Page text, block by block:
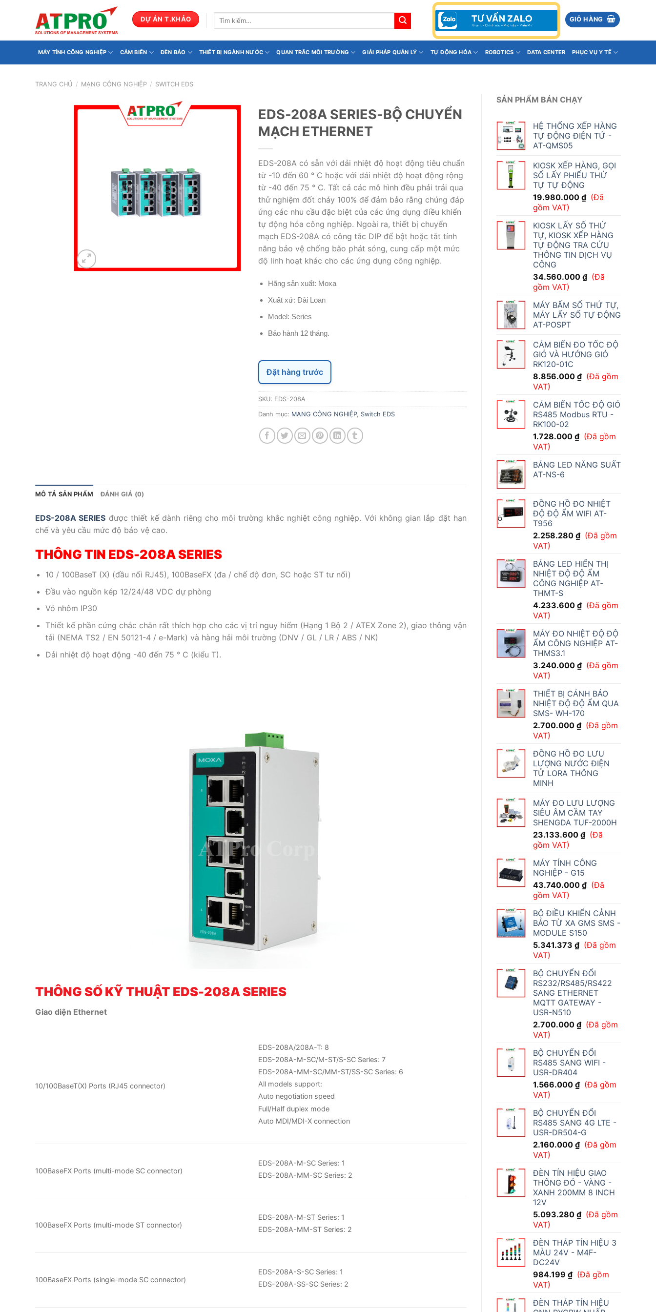
dung
DỰ ÁN T.KHẢO
Tìm
GIỎ HÀNG
MÁY TÍNH CÔNG NGHIỆP CẢM BIẾN ĐÈN BÁO THIẾT BỊ NGÀNH NƯỚC QUAN TRẮC MÔI TRƯỜNG GIẢI PHÁP QUẢN LÝ TỰ ĐỘNG HÓA ROBOTICS DATA CENTER PHỤC VỤ Y TẾ
TRANG CHỦ / MẠNG CÔNG NGHIỆP / SWITCH EDS
SẢN PHẨM BÁN CHẠY
HỆ THỐNG XẾP HÀNG
TỰ ĐỘNG ĐIỆN TỬ -
AT-QMS05
KIOSK XẾP HÀNG, GỌI
SỐ LẤY PHIẾU THỨ
TỰ TỰ ĐỘNG
19.980.000 ₫ (Đã
gồm VAT)
KIOSK LẤY SỐ THỨ
TỰ, KIOSK XẾP HÀNG
TỰ ĐỘNG TRA CỨU
THÔNG TIN DỊCH VỤ
CÔNG
34.560.000 ₫ (Đã
gồm VAT)
MÁY BẤM SỐ THỨ TỰ,
MÁY LẤY SỐ TỰ ĐỘNG
AT-POSPT
CẢM BIẾN ĐO TỐC ĐỘ
GIÓ VÀ HƯỚNG GIÓ
RK120-01C
8.856.000 ₫ (Đã gồm
VAT)
CẢM BIẾN TỐC ĐỘ GIÓ
RS485 Modbus RTU -
RK100-02
1.728.000 ₫ (Đã gồm
VAT)
BẢNG LED NĂNG SUẤT
AT-NS-6
ĐỒNG HỒ ĐO NHIỆT
ĐỘ ĐỘ ẨM WIFI AT-
T956
2.258.280 ₫ (Đã gồm
VAT)
BẢNG LED HIỂN THỊ
NHIỆT ĐỘ ĐỘ ẨM
CÔNG NGHIỆP AT-
THMT-S
4.233.600 ₫ (Đã gồm
VAT)
MÁY ĐO NHIỆT ĐỘ ĐỘ
ẨM CÔNG NGHIỆP AT-
THMS3.1
3.240.000 ₫ (Đã gồm
VAT)
THIẾT BỊ CẢNH BÁO
NHIỆT ĐỘ ĐỘ ẨM QUA
SMS- WH-170
2.700.000 ₫ (Đã gồm
VAT)
ĐỒNG HỒ ĐO LƯU
LƯỢNG NƯỚC ĐIỆN
TỬ LORA THÔNG
MINH
MÁY ĐO LƯU LƯỢNG
SIÊU ÂM CẦM TAY
SHENGDA TUF-2000H
23.133.600 ₫ (Đã
gồm VAT)
MÁY TÍNH CÔNG
NGHIỆP - G15
43.740.000 ₫ (Đã
gồm VAT)
BỘ ĐIỀU KHIỂN CẢNH
BÁO TỪ XA GMS SMS -
MODULE S150
5.341.373 ₫ (Đã gồm
VAT)
BỘ CHUYỂN ĐỔI
RS232/RS485/RS422
SANG ETHERNET
MQTT GATEWAY -
USR-N510
2.700.000 ₫ (Đã gồm
VAT)
BỘ CHUYỂN ĐỔI
RS485 SANG WIFI -
USR-DR404
1.566.000 ₫ (Đã gồm
VAT)
BỘ CHUYỂN ĐỔI
RS485 SANG 4G LTE -
USR-DR504-G
2.160.000 ₫ (Đã gồm
VAT)
ĐÈN TÍN HIỆU GIAO
THÔNG ĐỎ - VÀNG -
XANH 200MM 8 INCH
12V
5.093.280 ₫ (Đã gồm
VAT)
ĐÈN THÁP TÍN HIỆU 3
MÀU 24V - M4F-
DC24V
984.199 ₫ (Đã gồm
VAT)
ĐÈN THÁP TÍN HIỆU
EDS-208A SERIES-BỘ CHUYỂN
MẠCH ETHERNET
EDS-208A có sẵn với dải nhiệt độ hoạt động tiêu chuẩn
từ -10 đến 60 ° C hoặc với dải nhiệt độ hoạt động rộng
từ -40 đến 75 ° C. Tất cả các mô hình đều phải trải qua
thử nghiệm đốt cháy 100% để đảm bảo rằng chúng đáp
ứng các nhu cầu đặc biệt của các ứng dụng điều khiển
tự động hóa công nghiệp. Ngoài ra, thiết bị chuyển
mạch EDS-208A có công tắc DIP để bật hoặc tắt tính
năng bảo vệ chống bão phát sóng, cung cấp một mức
độ linh hoạt khác cho các ứng dụng công nghiệp.
Hãng sản xuất: Moxa
Xuất xứ: Đài Loan
Model: Series
Bảo hành 12 tháng.
Đặt hàng trước
SKU: EDS-208A
Danh mục: MẠNG CÔNG NGHIỆP, Switch EDS
MÔ TẢ SẢN PHẨM ĐÁNH GIÁ (0)
EDS-208A SERIES được thiết kế dành riêng cho môi trường khắc nghiệt công nghiệp. Với không gian lắp đặt hạn
chế và yêu cầu mức độ bảo vệ cao.
THÔNG TIN EDS-208A SERIES
10 / 100BaseT (X) (đầu nối RJ45), 100BaseFX (đa / chế độ đơn, SC hoặc ST tư nối)
Đầu vào nguồn kép 12/24/48 VDC dự phòng
Vỏ nhôm IP30
Thiết kế phần cứng chắc chắn rất thích hợp cho các vị trí nguy hiểm (Hạng 1 Bộ 2 / ATEX Zone 2), giao thông vận
tải (NEMA TS2 / EN 50121-4 / e-Mark) và hàng hải môi trường (DNV / GL / LR / ABS / NK)
Dải nhiệt độ hoạt động -40 đến 75 ° C (kiểu T).
THÔNG SỐ KỸ THUẬT EDS-208A SERIES
Giao diện Ethernet
10/100BaseT(X) Ports (RJ45 connector)
EDS-208A/208A-T: 8
EDS-208A-M-SC/M-ST/S-SC Series: 7
EDS-208A-MM-SC/MM-ST/SS-SC Series: 6
All models support:
Auto negotiation speed
Full/Half duplex mode
Auto MDI/MDI-X connection
100BaseFX Ports (multi-mode SC connector)
EDS-208A-M-SC Series: 1
EDS-208A-MM-SC Series: 2
100BaseFX Ports (multi-mode ST connector)
EDS-208A-M-ST Series: 1
EDS-208A-MM-ST Series: 2
100BaseFX Ports (single-mode SC connector)
EDS-208A-S-SC Series: 1
EDS-208A-SS-SC Series: 2